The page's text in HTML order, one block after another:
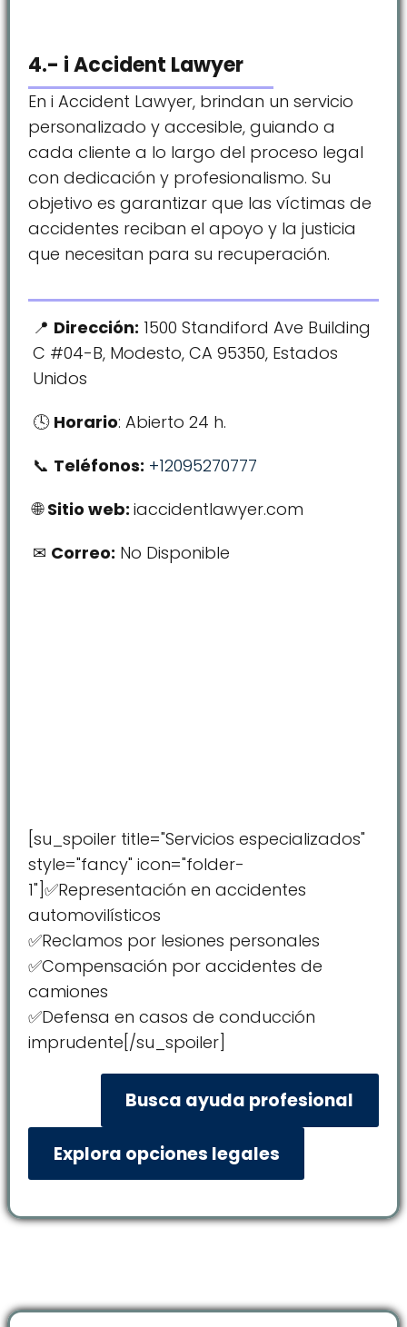
4.- i Accident Lawyer
En i Accident Lawyer, brindan un servicio
personalizado y accesible, guiando a
cada cliente a lo largo del proceso legal
con dedicación y profesionalismo. Su
objetivo es garantizar que las víctimas de
accidentes reciban el apoyo y la justicia
que necesitan para su recuperación.
Dirección: 1500 Standiford Ave Building
C #04-B, Modesto, CA 95350, Estados
Unidos
Horario: Abierto 24 h.
Teléfonos: +12095270777
Sitio web:iaccidentlawyer.com
Correo: No Disponible
[su_spoiler title="Servicios especializados"
style="fancy" icon="folder-
1"]✅Representación en accidentes
automovilísticos
✅Reclamos por lesiones personales
✅Compensación por accidentes de
camiones
✅Defensa en casos de conducción
imprudente[/su_spoiler]
Busca ayuda profesional
Explora opciones legales